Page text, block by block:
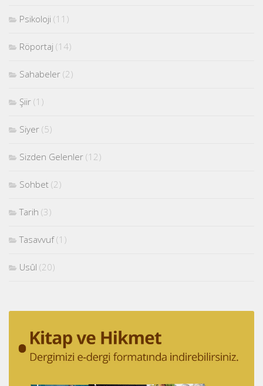
Psikoloji (11)
Röportaj (14)
Sahabeler (2)
Şiir (1)
Siyer (5)
Sizden Gelenler (12)
Sohbet (2)
Tarih (3)
Tasavvuf(1)
Usûl (20)